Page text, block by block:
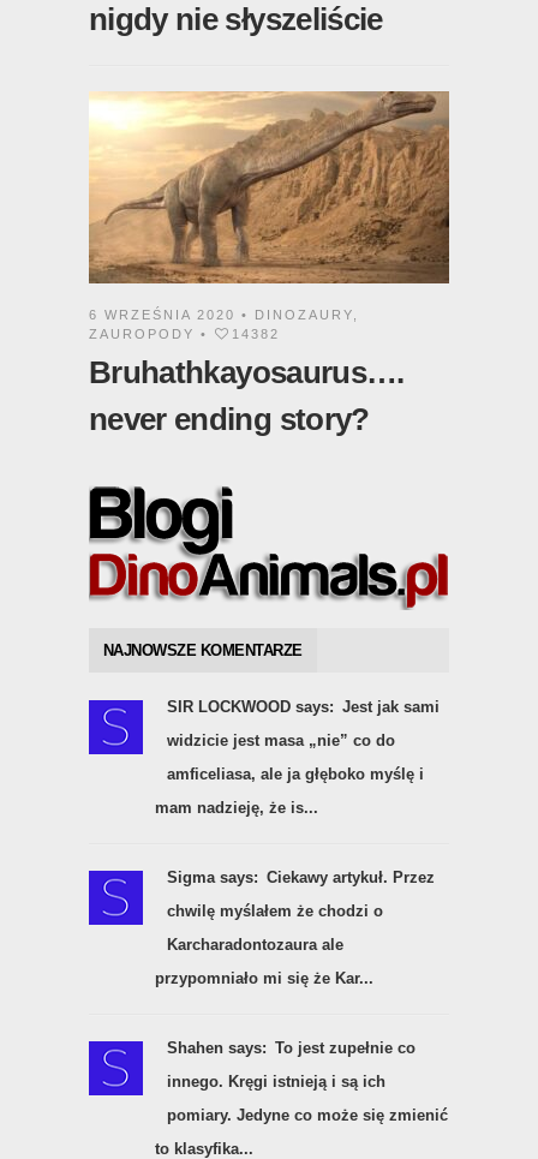
nigdy nie słyszeliście
6 WRZEŚNIA 2020 • DINOZAURY
ZAUROPODY • 14382
Bruhathkayosaurus….
never ending story?
NAJNOWSZE KOMENTARZE
SIR LOCKWOOD says: Jest jak sami
widzicie jest masa „nie” co do
amficeliasa, ale ja głęboko myślę i
mam nadzieję, że is...
Sigma says: Ciekawy artykuł. Przez
chwilę myślałem że chodzi o
Karcharadontozaura ale
przypomniało mi się że Kar...
Shahen says: To jest zupełnie co
innego. Kręgi istnieją i są ich
pomiary. Jedyne co może się zmienić
to klasyfika...